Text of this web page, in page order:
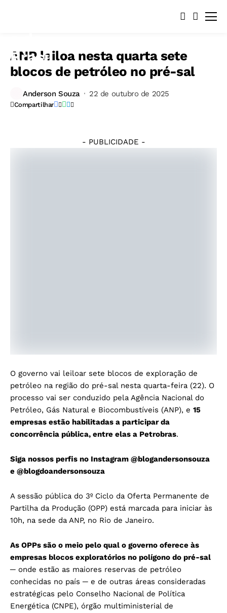
ANP leiloa nesta quarta sete
blocos de petróleo no pré-sal
Anderson Souza 22 de outubro de 2025
Compartilhar
Rêgo/Agência
- PUBLICIDADE -
O governo vai leiloar sete blocos de exploração de
petróleo na região do pré-sal nesta quarta-feira (22). O
processo vai ser conduzido pela Agência Nacional do
Petróleo, Gás Natural e Biocombustíveis (ANP), e 15
empresas estão habilitadas a participar da
concorrência pública, entre elas a Petrobras.
Siga nossos perfis no Instagram @blogandersonsouza
e @blogdoandersonsouza
A sessão pública do 3º Ciclo da Oferta Permanente de
Partilha da Produção (OPP) está marcada para iniciar às
10h, na sede da ANP, no Rio de Janeiro.
As OPPs são o meio pelo qual o governo oferece às
empresas blocos exploratórios no polígono do pré-sal
─ onde estão as maiores reservas de petróleo
conhecidas no país ─ e de outras áreas consideradas
estratégicas pelo Conselho Nacional de Política
Energética (CNPE), órgão multiministerial de